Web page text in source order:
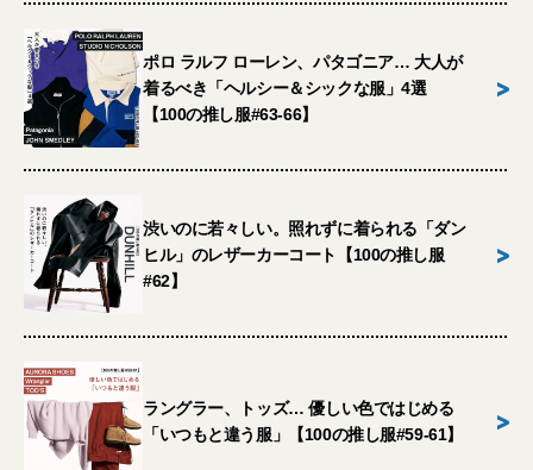
ポロ ラルフ ローレン、パタゴニア… 大人が
着るべき「ヘルシー＆シックな服」4選
【100の推し服#63-66】
>
渋いのに若々しい。照れずに着られる「ダン
ヒル」のレザーカーコート【100の推し服
#62】
>
ラングラー、トッズ… 優しい色ではじめる
「いつもと違う服」【100の推し服#59-61】
>